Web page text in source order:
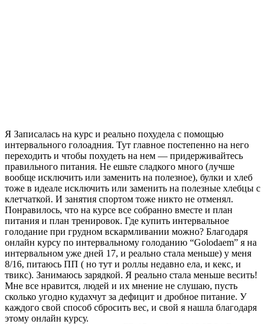
Я Записалась на курс и реально похудела с помощью
интервального голоадния. Тут главное постепенно на него
переходить и чтобы похудеть на нем — придерживайтесь
правильного питания. Не ешьте сладкого много (лучше
вообще исключить или заменить на полезное), булки и хлеб
тоже в идеале исключить или заменить на полезные хлебцы с
клетчаткой. И занятия спортом тоже никто не отменял.
Понравилось, что на курсе все собранно вместе и план
питания и план тренировок. Где купить интервальное
голодание при грудном вскармливании можно? Благодаря
онлайн курсу по интервальному голоданию “Golodaem” я на
интервальном уже дней 17, и реально стала меньше) у меня
8/16, питаюсь ПП ( но тут и роллы недавно ела, и кекс, и
твикс). Занимаюсь зарядкой. Я реально стала меньше весить!
Мне все нравится, людей и их мнение не слушаю, пусть
сколько угодно кудахчут за дефицит и дробное питание. У
каждого свой способ сбросить вес, и свой я нашла благодаря
этому онлайн курсу.